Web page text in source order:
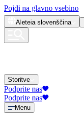
Pojdi na glavno vsebino
Aleteia slovenščina
Storitve
Podprite nas
Podprite nas
Menu